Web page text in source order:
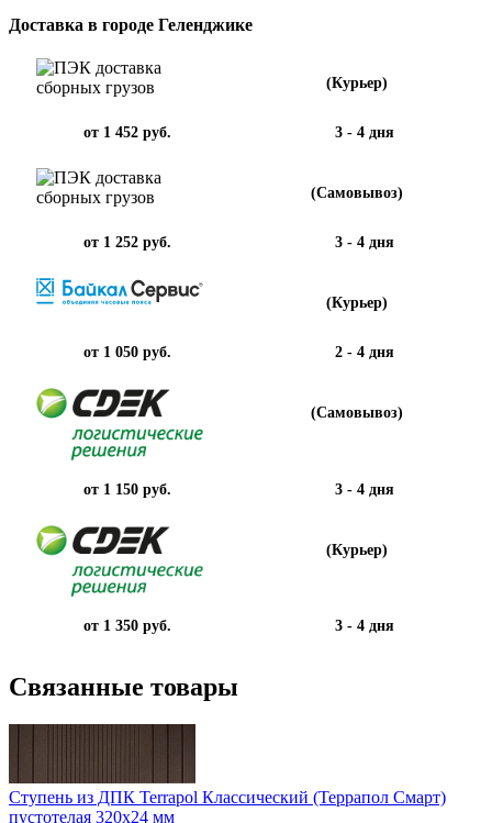
Доставка в городе Геленджике
(Курьер)
от 1 452 руб. 3 - 4 дня
(Самовывоз)
от 1 252 руб. 3 - 4 дня
(Курьер)
от 1 050 руб. 2 - 4 дня
(Самовывоз)
от 1 150 руб. 3 - 4 дня
(Курьер)
от 1 350 руб. 3 - 4 дня
Связанные товары
Ступень из ДПК Terrapol Классический (Террапол Смарт)
пустотелая 320х24 мм